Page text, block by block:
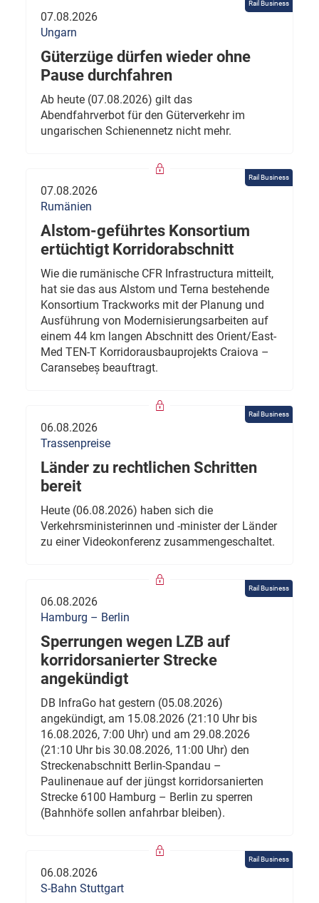
Rail Business
07.08.2026
Ungarn
Güterzüge dürfen wieder ohne
Pause durchfahren
Ab heute (07.08.2026) gilt das
Abendfahrverbot für den Güterverkehr im
ungarischen Schienennetz nicht mehr.
Rail Business
07.08.2026
Rumänien
Alstom-geführtes Konsortium
ertüchtigt Korridorabschnitt
Wie die rumänische CFR Infrastructura mitteilt,
hat sie das aus Alstom und Terna bestehende
Konsortium Trackworks mit der Planung und
Ausführung von Modernisierungsarbeiten auf
einem 44 km langen Abschnitt des Orient/East-
Med TEN-T Korridorausbauprojekts Craiova –
Caransebeș beauftragt.
Rail Business
06.08.2026
Trassenpreise
Länder zu rechtlichen Schritten
bereit
Heute (06.08.2026) haben sich die
Verkehrsministerinnen und -minister der Länder
zu einer Videokonferenz zusammengeschaltet.
Rail Business
06.08.2026
Hamburg – Berlin
Sperrungen wegen LZB auf
korridorsanierter Strecke
angekündigt
DB InfraGo hat gestern (05.08.2026)
angekündigt, am 15.08.2026 (21:10 Uhr bis
16.08.2026, 7:00 Uhr) und am 29.08.2026
(21:10 Uhr bis 30.08.2026, 11:00 Uhr) den
Streckenabschnitt Berlin-Spandau –
Paulinenaue auf der jüngst korridorsanierten
Strecke 6100 Hamburg – Berlin zu sperren
(Bahnhöfe sollen anfahrbar bleiben).
Rail Business
06.08.2026
S-Bahn Stuttgart